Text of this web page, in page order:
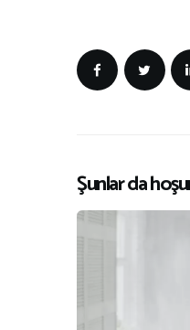
Şunlar da